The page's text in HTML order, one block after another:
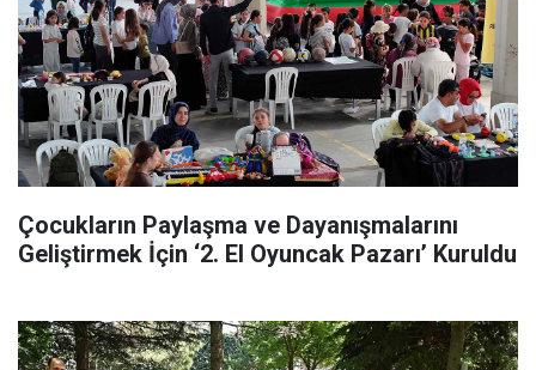
Çocukların Paylaşma ve Dayanışmalarını
Geliştirmek İçin ‘2. El Oyuncak Pazarı’ Kuruldu